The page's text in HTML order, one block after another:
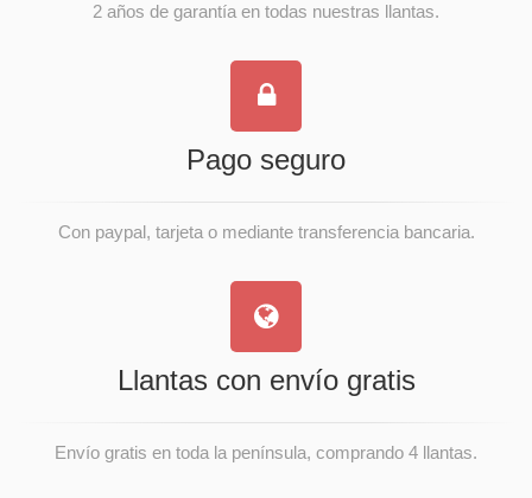
2 años de garantía en todas nuestras llantas.
Pago seguro
Con paypal, tarjeta o mediante transferencia bancaria.
Llantas con envío gratis
Envío gratis en toda la península, comprando 4 llantas.